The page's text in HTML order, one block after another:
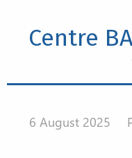
Centre
6 August 2025